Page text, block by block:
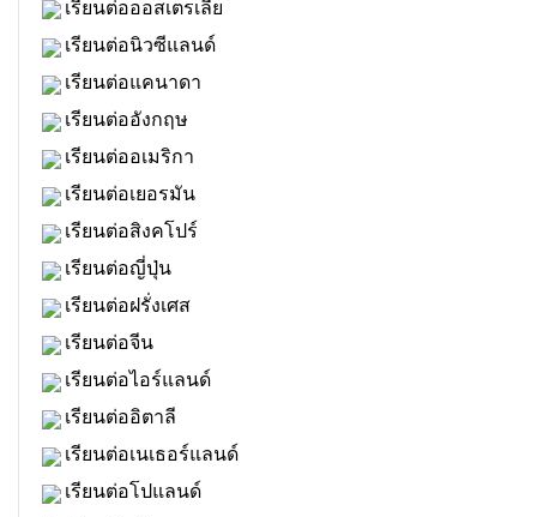
เรียนต่อออสเตรเลีย
เรียนต่อนิวซีแลนด์
เรียนต่อแคนาดา
เรียนต่ออังกฤษ
เรียนต่ออเมริกา
เรียนต่อเยอรมัน
เรียนต่อสิงคโปร์
เรียนต่อญี่ปุ่น
เรียนต่อฝรั่งเศส
เรียนต่อจีน
เรียนต่อไอร์แลนด์
เรียนต่ออิตาลี
เรียนต่อเนเธอร์แลนด์
เรียนต่อโปแลนด์